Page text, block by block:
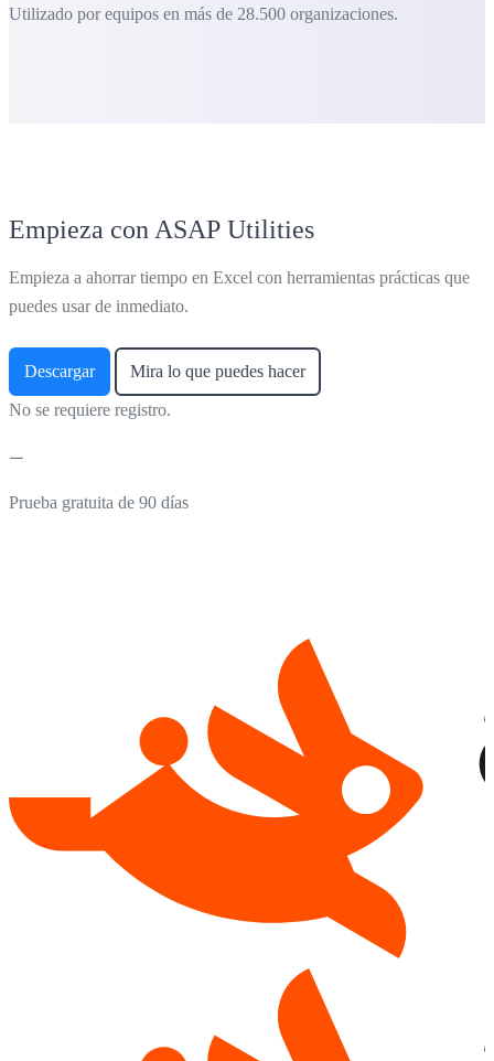
Utilizado por equipos en más de 28.500 organizaciones.
Empieza con ASAP Utilities
Empieza a ahorrar tiempo en Excel con herramientas prácticas que
puedes usar de inmediato.
Descargar Mira lo que puedes hacer
No se requiere registro.
Prueba gratuita de 90 días